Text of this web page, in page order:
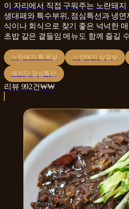
이 자리에서 직접 구워주는 노란돼지
생대패와 특수부위, 점심특선과 냉면
식이나 회식으로 찾기 좋은 넉넉한
초밥 같은 곁들임 메뉴도 함께 즐길
노란돼지 특 목살 노란돼지 삼겹살
돼지만 점심특선
리뷰 992건₩₩